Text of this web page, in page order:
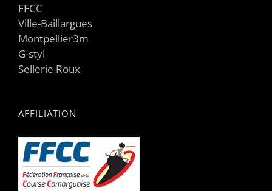
FFCC
Ville-Baillargues
Montpellier3m
G-styl
Sellerie Roux
AFFILIATION